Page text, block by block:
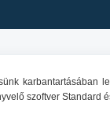
karbantartásában
szoftver Standard